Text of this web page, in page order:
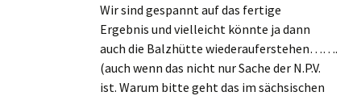
Wir sind gespannt auf das fertige
Ergebnis und vielleicht könnte ja dann
auch die Balzhütte wiederauferstehen…….
(auch wenn das nicht nur Sache der N.P.V.
ist. Warum bitte geht das im sächsischen